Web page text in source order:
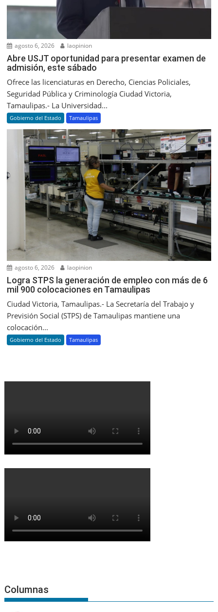
agosto 6, 2026 laopinion
Abre USJT oportunidad para presentar examen de
admisión, este sábado
Ofrece las licenciaturas en Derecho, Ciencias Policiales,
Seguridad Pública y Criminología Ciudad Victoria,
Tamaulipas.- La Universidad...
Gobierno del Estado Tamaulipas
agosto 6, 2026 laopinion
Logra STPS la generación de empleo con más de 6
mil 900 colocaciones en Tamaulipas
Ciudad Victoria, Tamaulipas.- La Secretaría del Trabajo y
Previsión Social (STPS) de Tamaulipas mantiene una
colocación...
Gobierno del Estado Tamaulipas
Columnas